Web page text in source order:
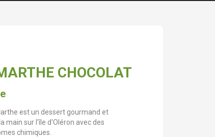
CHOCOLAT
est un dessert gourmand et
main sur l'île d'Oléron avec des
chimiques.